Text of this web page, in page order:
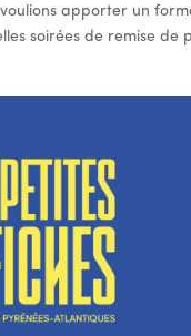
voulions apporter un
soirées de remise de